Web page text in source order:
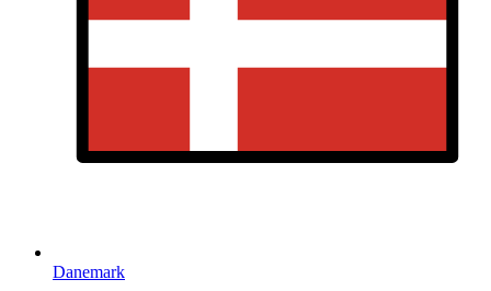
Danemark